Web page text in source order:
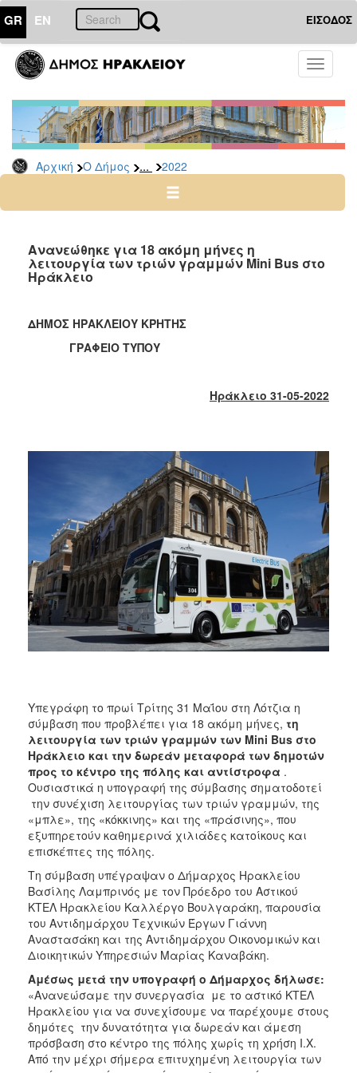
GR EN ΕΙΣΟΔΟΣ
Toggle
Αρχική Ο Δήμος ... 2022
ΔΗΜΟΣ
Δελτία
Τύπου
Αρχείο
2026
2024
2022
2021
2013
2010
2006
ΤΟΠΟΣ
ΑΝΘΕΚΤΙΚΗ
ΠΟΛΗ
Ανανεώθηκε για 18 ακόμη μήνες η
λειτουργία των τριών γραμμών Mini Bus στο
Ηράκλειο
ΔΗΜΟΣ ΗΡΑΚΛΕΙΟΥ ΚΡΗΤΗΣ
ΓΡΑΦΕΙΟ ΤΥΠΟΥ
Ηράκλειο 31-05-2022
Υπεγράφη το πρωί Τρίτης 31 Μαΐου στη Λότζια η
σύμβαση που προβλέπει για 18 ακόμη μήνες, τη
λειτουργία των τριών γραμμών των Μini Βus στο
Ηράκλειο και την δωρεάν μεταφορά των δημοτών
προς το κέντρο της πόλης και αντίστροφα .
Ουσιαστικά η υπογραφή της σύμβασης σηματοδοτεί
την συνέχιση λειτουργίας των τριών γραμμών, της
«μπλε», της «κόκκινης» και της «πράσινης», που
εξυπηρετούν καθημερινά χιλιάδες κατοίκους και
επισκέπτες της πόλης.
Τη σύμβαση υπέγραψαν ο Δήμαρχος Ηρακλείου
Βασίλης Λαμπρινός με τον Πρόεδρο του Αστικού
ΚΤΕΛ Ηρακλείου Καλλέργο Βουλγαράκη, παρουσία
του Αντιδημάρχου Τεχνικών Έργων Γιάννη
Αναστασάκη και της Αντιδημάρχου Οικονομικών και
Διοικητικών Υπηρεσιών Μαρίας Καναβάκη.
Αμέσως μετά την υπογραφή ο Δήμαρχος δήλωσε:
«Ανανεώσαμε την συνεργασία με το αστικό ΚΤΕΛ
Ηρακλείου για να συνεχίσουμε να παρέχουμε στους
δημότες την δυνατότητα για δωρεάν και άμεση
πρόσβαση στο κέντρο της πόλης χωρίς τη χρήση Ι.Χ.
Από την μέχρι σήμερα επιτυχημένη λειτουργία των